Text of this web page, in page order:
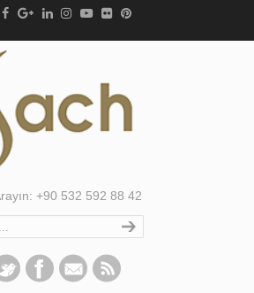
+90 532 592 88 42